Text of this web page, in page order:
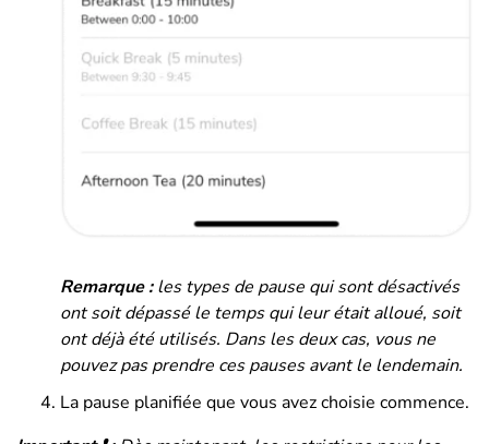
Remarque :les types de pause qui sont désactivés
ont soit dépassé le temps qui leur était alloué, soit
ont déjà été utilisés. Dans les deux cas, vous ne
pouvez pas prendre ces pauses avant le lendemain.
La pause planifiée que vous avez choisie commence.